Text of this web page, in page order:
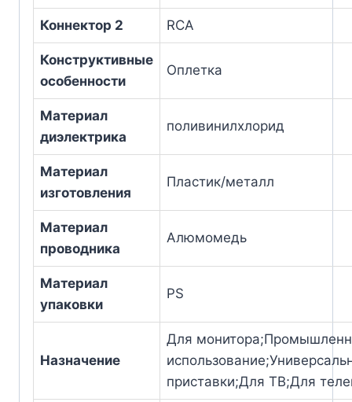
Коннектор 2 RCA
Конструктивные
особенности
Оплетка
Материал
диэлектрика
поливинилхлорид
Материал
изготовления
Пластик/металл
Материал
проводника
Алюмомедь
Материал
упаковки
PS
Назначение
Для
приставки;Для ТВ;Для